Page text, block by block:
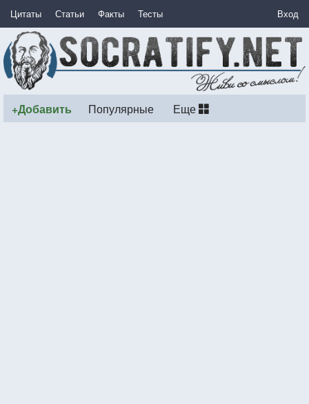
Цитаты Статьи Факты Тесты Вход
+Добавить Популярные Еще